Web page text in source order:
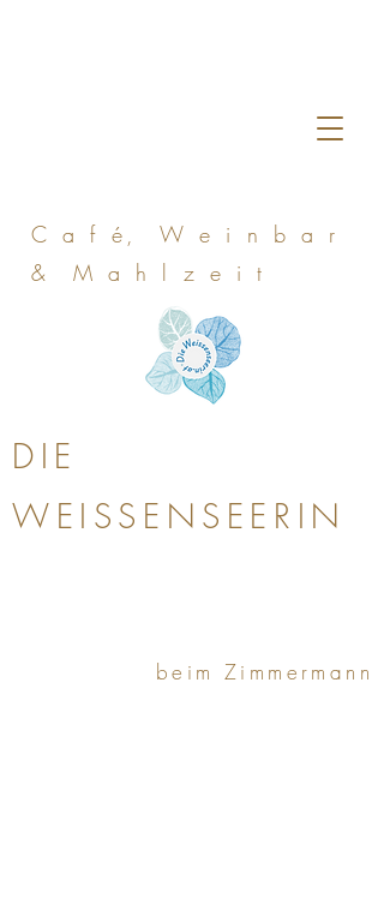
beim Zimmermann
C a f é, W e i n b a r
& M a h l z e i t
DIE
WEISSENSEERIN